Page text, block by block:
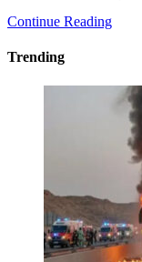
Continue Reading
Trending